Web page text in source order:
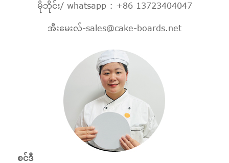
မိုဘိုင်း/ whatsapp : +86 13723404047
အီးမေးလ်-sales@cake-boards.net
စင်ဒီ